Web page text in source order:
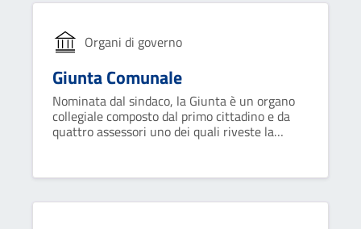
Organi di governo
Giunta Comunale
Nominata dal sindaco, la Giunta è un organo
collegiale composto dal primo cittadino e da
quattro assessori uno dei quali riveste la
deliberazioni collegiali.